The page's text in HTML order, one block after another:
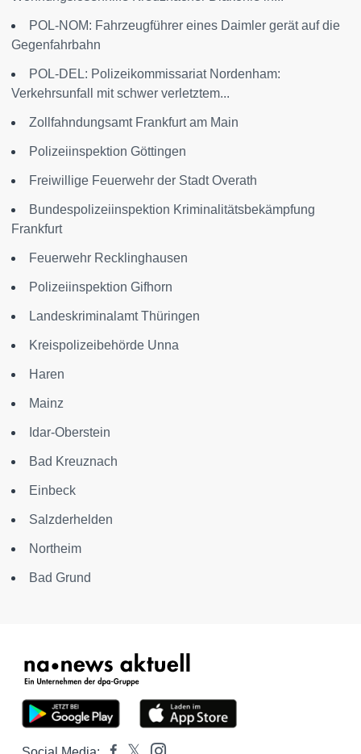
POL-NOM: Fahrzeugführer eines Daimler gerät auf die
Gegenfahrbahn
POL-DEL: Polizeikommissariat Nordenham:
Verkehrsunfall mit schwer verletztem...
Zollfahndungsamt Frankfurt am Main
Polizeiinspektion Göttingen
Freiwillige Feuerwehr der Stadt Overath
Bundespolizeiinspektion Kriminalitätsbekämpfung
Frankfurt
Feuerwehr Recklinghausen
Polizeiinspektion Gifhorn
Landeskriminalamt Thüringen
Kreispolizeibehörde Unna
Haren
Mainz
Idar-Oberstein
Bad Kreuznach
Einbeck
Salzderhelden
Northeim
Bad Grund